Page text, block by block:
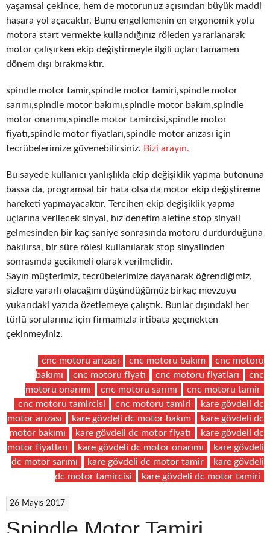
yaşamsal çekince, hem de motorunuz açısından büyük maddi
hasara yol açacaktır. Bunu engellemenin en ergonomik yolu
motora start vermekte kullandığınız röleden yararlanarak
motor çalışırken ekip değiştirmeyle ilgili uçları tamamen
dönem dışı bırakmaktır.
spindle motor tamir,spindle motor tamiri,spindle motor
sarımı,spindle motor bakımı,spindle motor bakım,spindle
motor onarımı,spindle motor tamircisi,spindle motor
fiyatı,spindle motor fiyatları,spindle motor arızası için
tecrübelerimize güvenebilirsiniz. Bizi arayın.
Bu sayede kullanıcı yanlışlıkla ekip değişiklik yapma butonuna
bassa da, programsal bir hata olsa da motor ekip değiştireme
hareketi yapmayacaktır. Tercihen ekip değişiklik yapma
uçlarına verilecek sinyal, hız denetim aletine stop sinyali
gelmesinden bir kaç saniye sonrasında motoru durdurduğuna
bakılırsa, bir süre rölesi kullanılarak stop sinyalinden
sonrasında gecikmeli olarak verilmelidir.
Sayın müşterimiz, tecrübelerimize dayanarak öğrendiğimiz,
sizlere yararlı olacağını düşündüğümüz birkaç mevzuyu
yukarıdaki yazıda özetlemeye çalıştık. Bunlar dışındaki her
türlü sorularınız için firmamızla irtibata geçmekten
çekinmeyiniz.
cnc motoru arızası cnc motoru bakım
cnc motoru
bakımı
cnc motoru fiyatı cnc motoru fiyatları
cnc
motoru onarımı
cnc motoru sarımı
cnc motoru tamir
cnc motoru tamircisi
cnc motoru tamiri
kare gövdeli dc
motor arızası
kare gövdeli dc motor bakım
kare gövdeli dc
motor bakımı
kare gövdeli dc motor fiyatı
kare gövdeli dc
motor fiyatları
kare gövdeli dc motor onarımı
kare gövdeli
dc motor sarımı
kare gövdeli dc motor tamir
kare gövdeli
dc motor tamircisi
kare gövdeli dc motor tamiri
26 Mayıs 2017